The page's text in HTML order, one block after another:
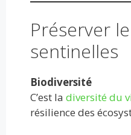
Préserver
sentinelles
Biodiversité
C’est la diversité du
résilience des